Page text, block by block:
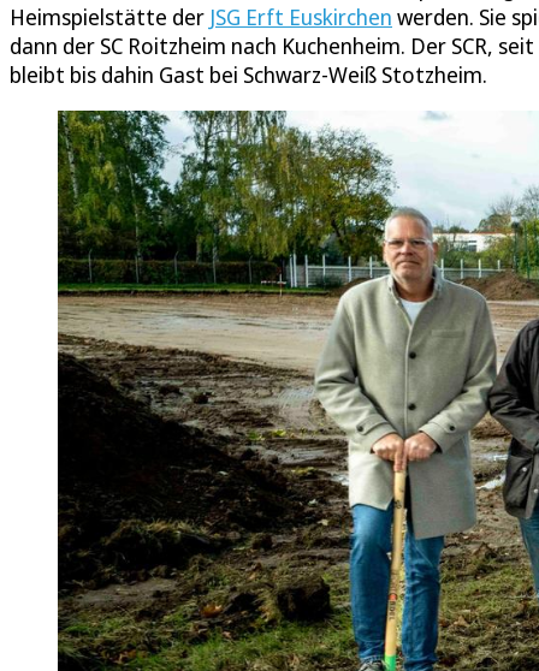
Heimspielstätte der JSG Erft Euskirchen werden. Sie
dann der SC Roitzheim nach Kuchenheim. Der SCR,
bleibt bis dahin Gast bei Schwarz-Weiß Stotzheim.